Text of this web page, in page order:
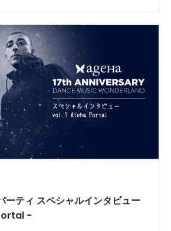
ーティ スペシャルインタビュー
-